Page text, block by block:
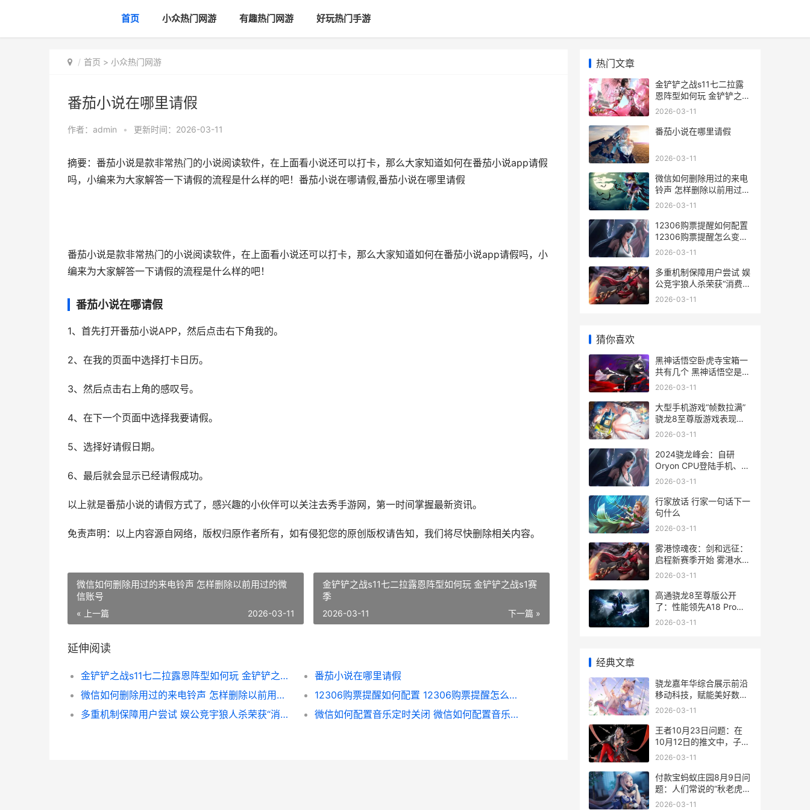
首页 小众热门网游 有趣热门网游 好玩热门手游
首页 > 小众热门网游
番茄小说在哪里请假
作者： admin • 更新时间：2026-03-11
摘要：番茄小说是款非常热门的小说阅读软件，在上面看小说还可以打卡，那么大家知道如何在番茄小说app请假
吗，小编来为大家解答一下请假的流程是什么样的吧！番茄小说在哪请假,番茄小说在哪里请假
番茄小说是款非常热门的小说阅读软件，在上面看小说还可以打卡，那么大家知道如何在番茄小说app请假吗，小
编来为大家解答一下请假的流程是什么样的吧！
番茄小说在哪请假
1、首先打开番茄小说APP，然后点击右下角我的。
2、在我的页面中选择打卡日历。
3、然后点击右上角的感叹号。
4、在下一个页面中选择我要请假。
5、选择好请假日期。
6、最后就会显示已经请假成功。
以上就是番茄小说的请假方式了，感兴趣的小伙伴可以关注去秀手游网，第一时间掌握最新资讯。
免责声明：以上内容源自网络，版权归原作者所有，如有侵犯您的原创版权请告知，我们将尽快删除相关内容。
微信如何删除用过的来电铃声 怎样删除以前用过的微
信账号
« 上一篇 2026-03-11
金铲铲之战s11七二拉露恩阵型如何玩 金铲铲之战s1赛
季
下一篇 »
2026-03-11
延伸阅读
金铲铲之战s11七二拉露恩阵型如何玩 金铲铲之战s1赛季
番茄小说在哪里请假
微信如何删除用过的来电铃声 怎样删除以前用过的微信账号
12306购票提醒如何配置 12306购票提醒怎么变为短信
多重机制保障用户尝试 娱公竞宇狼人杀荣获“消费者权益保护优秀品牌” 多重机遇叠加
微信如何配置音乐定时关闭 微信如何配置音乐文件
热门文章
金铲铲之战s11七二拉露
恩阵型如何玩 金铲铲之战
s1赛季
2026-03-11
番茄小说在哪里请假
2026-03-11
微信如何删除用过的来电
铃声 怎样删除以前用过的
微信账号
2026-03-11
12306购票提醒如何配置
12306购票提醒怎么变为
短信
2026-03-11
多重机制保障用户尝试 娱
公竞宇狼人杀荣获“消费者
权益保护优秀品牌” 多重
2026-03-11
猜你喜欢
黑神话悟空卧虎寺宝箱一
共有几个 黑神话悟空是什
么故事
2026-03-11
大型手机游戏“帧数拉满”
骁龙8至尊版游戏表现强
悍
2026-03-11
2024骁龙峰会：自研
Oryon CPU登陆手机、汽
车丨骁龙8至尊版、骁龙
峰会2020直播
2026-03-11
行家放话 行家一句话下一
句什么
2026-03-11
雾港惊魂夜：剑和远征：
启程新赛季开始 雾港水手
解析
2026-03-11
高通骁龙8至尊版公开
了：性能领先A18 Pro达
到40%，更有多项首发 高
2026-03-11
经典文章
骁龙嘉年华综合展示前沿
移动科技，赋能美好数字
生活 骁龙之夜嘉年华
2026-03-11
王者10月23日问题：在
10月12日的推文中，子阳
为瑶的哪款皮肤制作了个
23号更新内容
2026-03-11
付款宝蚂蚁庄园8月9日问
题：人们常说的“秋老虎”
一般发生在啥子时候 付款
2026-03-11